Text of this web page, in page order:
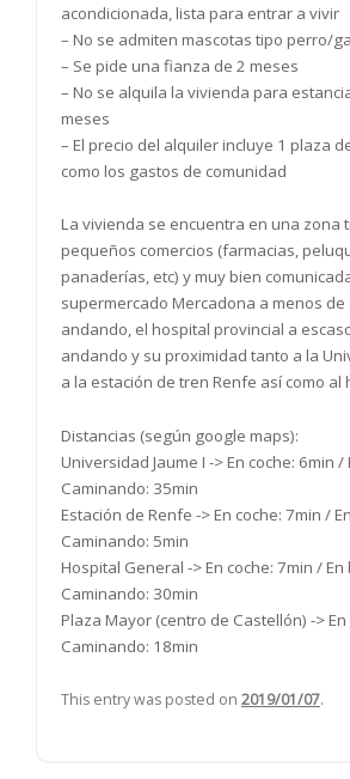
acondicionada, lista para entrar a vivir
– No se admiten mascotas tipo perro/
– Se pide una fianza de 2 meses
– No se alquila la vivienda para
meses
– El precio del alquiler incluye 1 plaza
como los gastos de comunidad
La vivienda se encuentra en una zona
pequeños comercios (farmacias,
panaderías, etc) y muy bien
supermercado Mercadona a menos de
andando, el hospital provincial a
andando y su proximidad tanto a la
a la estación de tren Renfe así como al
Distancias (según google maps):
Universidad Jaume I -> En coche: 6min /
Caminando: 35min
Estación de Renfe -> En coche: 7min /
Caminando: 5min
Hospital General -> En coche: 7min / En
Caminando: 30min
Plaza Mayor (centro de Castellón) ->
Caminando: 18min
This entry was posted on 2019/01/07.